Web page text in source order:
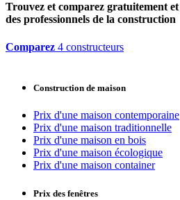
Trouvez et comparez gratuitement et
des professionnels de la construction
Comparez 4 constructeurs
Construction de maison
Prix d'une maison contemporaine
Prix d'une maison traditionnelle
Prix d'une maison en bois
Prix d'une maison écologique
Prix d'une maison container
Prix des fenêtres